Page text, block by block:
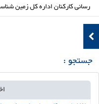
کارکنان اداره کل زمین
جستجو :